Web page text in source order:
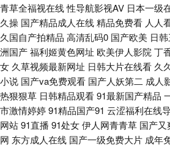
欧美日韩群p 天天干精品在线 亚洲狼人社区 91
导航 黄色视频久久 狼友福利在线观看 欧美专
媒 韩国三级香蕉网战 午夜激情男女 91最新国
人AV网 蜜桃网91 日本色系天堂 97资源中文字
夜色影院 91嫖娼 操天天操 国产三级小视频 美
青草全福视在线性导航影视AV 日本一级
久操 国产精品成人在线精品免费看 人人
久国自产拍精品 高清乱码0 国产欧美 日
洲国产福利姬黄色网址 欧美伊人影院 丁
女 久草视频最新网址 日韩大片在线看 久
小说 国产va免费观看 国产人妖第二 成人
热狠狠草 日韩精品观看91最新国产精品
市激情婷婷91精品国产91 云涩福利在线
网站91直播 91处女伊人网青青草 国产又
网 东方成人在线 国产一级免费大片 成年